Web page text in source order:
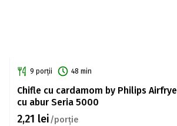
9 porții 48 min
Chifle cu cardamom by Philips
cu abur Seria 5000
2,21 lei/porție